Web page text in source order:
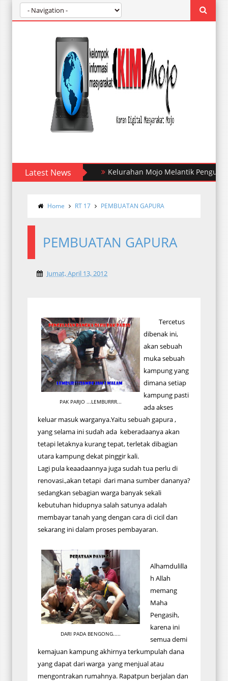
Latest News Kelurahan Mojo Melantik Pengurus
Home RT 17 PEMBUATAN GAPURA
PEMBUATAN GAPURA
Jumat, April 13, 2012
PAK PARJO ...LEMBURRR...
Tercetus
dibenak ini,
akan sebuah
muka sebuah
kampung yang
dimana setiap
kampung pasti
ada akses
keluar masuk warganya.Yaitu sebuah gapura ,
yang selama ini sudah ada keberadaanya akan
tetapi letaknya kurang tepat, terletak dibagian
utara kampung dekat pinggir kali.
Lagi pula keaadaannya juga sudah tua perlu di
renovasi.,akan tetapi dari mana sumber dananya?
sedangkan sebagian warga banyak sekali
kebutuhan hidupnya salah satunya adalah
membayar tanah yang dengan cara di cicil dan
sekarang ini dalam proses pembayaran.
DARI PADA BENGONG.....
Alhamdulilla
h Allah
memang
Maha
Pengasih,
karena ini
semua demi
kemajuan kampung akhirnya terkumpulah dana
yang dapat dari warga yang menjual atau
mengontrakan rumahnya. Rapatpun berjalan dan